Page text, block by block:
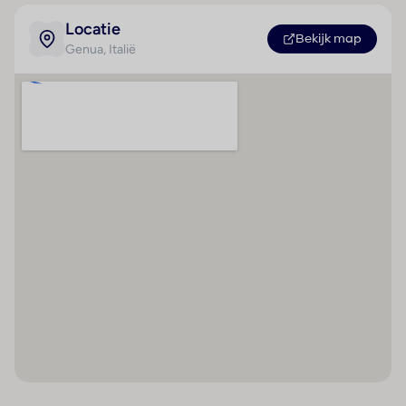
Douche
Haardroger
Internetaansluiting
Locatie
Genua, Italië
Bekijk map